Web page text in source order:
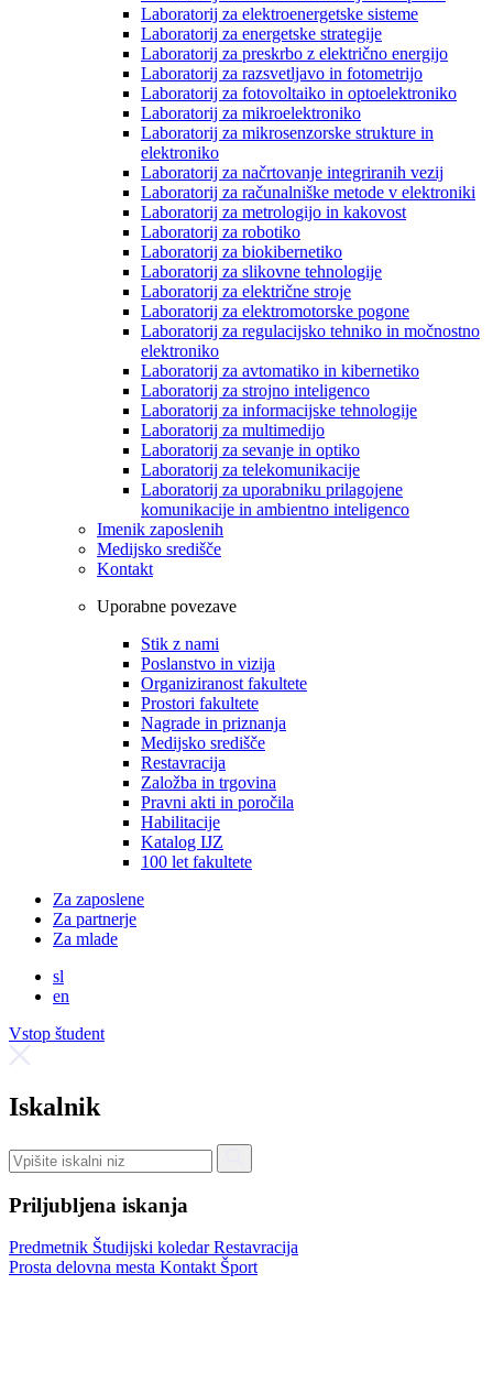
Laboratorij za elektroenergetske sisteme
Laboratorij za energetske strategije
Laboratorij za preskrbo z električno energijo
Laboratorij za razsvetljavo in fotometrijo
Laboratorij za fotovoltaiko in optoelektroniko
Laboratorij za mikroelektroniko
Laboratorij za mikrosenzorske strukture in
elektroniko
Laboratorij za načrtovanje integriranih vezij
Laboratorij za računalniške metode v elektroniki
Laboratorij za metrologijo in kakovost
Laboratorij za robotiko
Laboratorij za biokibernetiko
Laboratorij za slikovne tehnologije
Laboratorij za električne stroje
Laboratorij za elektromotorske pogone
Laboratorij za regulacijsko tehniko in močnostno
elektroniko
Laboratorij za avtomatiko in kibernetiko
Laboratorij za strojno inteligenco
Laboratorij za informacijske tehnologije
Laboratorij za multimedijo
Laboratorij za sevanje in optiko
Laboratorij za telekomunikacije
Laboratorij za uporabniku prilagojene
komunikacije in ambientno inteligenco
Imenik zaposlenih
Medijsko središče
Kontakt
Uporabne povezave
Stik z nami
Poslanstvo in vizija
Organiziranost fakultete
Prostori fakultete
Nagrade in priznanja
Medijsko središče
Restavracija
Založba in trgovina
Pravni akti in poročila
Habilitacije
Katalog IJZ
100 let fakultete
Za zaposlene
Za partnerje
Za mlade
sl
en
Vstop študent
Iskalnik
Priljubljena iskanja
Predmetnik Študijski koledarRestavracija
Prosta delovna mesta Kontakt Šport